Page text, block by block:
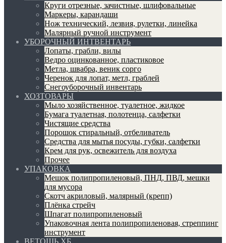
Круги отрезные, зачистные, шлифовальные
Маркеры, карандаши
Нож технический, лезвия, рулетки, линейка
Малярный ручной инструмент
УБОРОЧНЫЙ ИНТВЕНТАРЬ
Лопаты, грабли, вилы
Ведро оцинкованное, пластиковое
Метла, швабра, веник сорго
Черенок для лопат, метл, граблей
Снегоуборочный инвентарь
ХОЗТОВАРЫ
Мыло хозяйственное, туалетное, жидкое
Бумага туалетная, полотенца, салфетки
Чистящие средства
Порошок стиральный, отбеливатель
Средства для мытья посуды, губки, салфетки
Крем для рук, освежитель для воздуха
Прочее
УПАКОВКА
Мешок полипропиленовый, ПНД, ПВД, мешки
для мусора
Скотч акриловый, малярный (крепп)
Плёнка стрейч
Шпагат полипропиленовый
Упаковочная лента полипропиленовая, стреппинг
инструмент
ВЕТОШЬ ХБ